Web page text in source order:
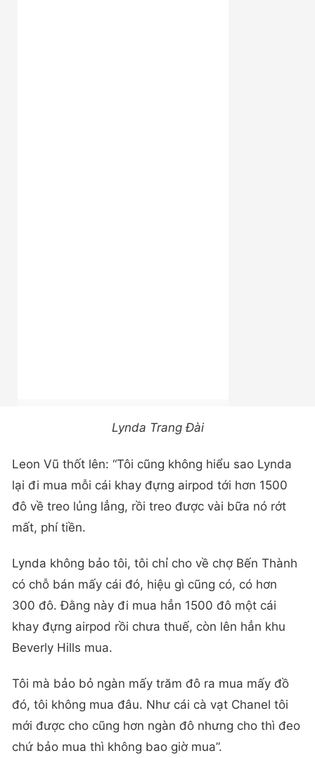
Lynda Trang Đài
Leon Vũ thốt lên: “Tôi cũng không hiểu sao Lynda
lại đi mua mỗi cái khay đựng airpod tới hơn 1500
đô về treo lủng lẳng, rồi treo được vài bữa nó rớt
mất, phí tiền.
Lynda không bảo tôi, tôi chỉ cho về chợ Bến Thành
có chỗ bán mấy cái đó, hiệu gì cũng có, có hơn
300 đô. Đằng này đi mua hẳn 1500 đô một cái
khay đựng airpod rồi chưa thuế, còn lên hẳn khu
Beverly Hills mua.
Tôi mà bảo bỏ ngàn mấy trăm đô ra mua mấy đồ
đó, tôi không mua đâu. Như cái cà vạt Chanel tôi
mới được cho cũng hơn ngàn đô nhưng cho thì đeo
chứ bảo mua thì không bao giờ mua”.